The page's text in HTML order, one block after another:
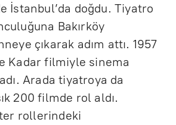
İstanbul’da doğdu. Tiyatro
Bakırköy
çıkarak adım attı. 1957
Kadar filmiyle sinema
Arada tiyatroya da
200 filmde rol aldı.
rollerindeki